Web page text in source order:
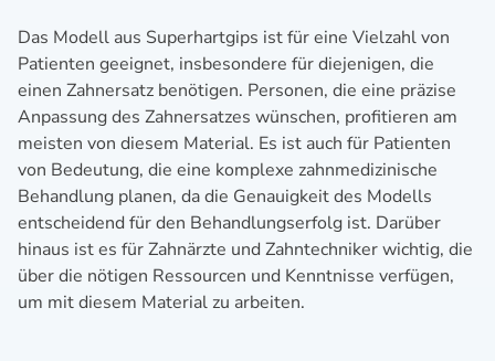
Das Modell aus Superhartgips ist für eine Vielzahl von
Patienten geeignet, insbesondere für diejenigen, die
einen Zahnersatz benötigen. Personen, die eine präzise
Anpassung des Zahnersatzes wünschen, profitieren am
meisten von diesem Material. Es ist auch für Patienten
von Bedeutung, die eine komplexe zahnmedizinische
Behandlung planen, da die Genauigkeit des Modells
entscheidend für den Behandlungserfolg ist. Darüber
hinaus ist es für Zahnärzte und Zahntechniker wichtig, die
über die nötigen Ressourcen und Kenntnisse verfügen,
um mit diesem Material zu arbeiten.